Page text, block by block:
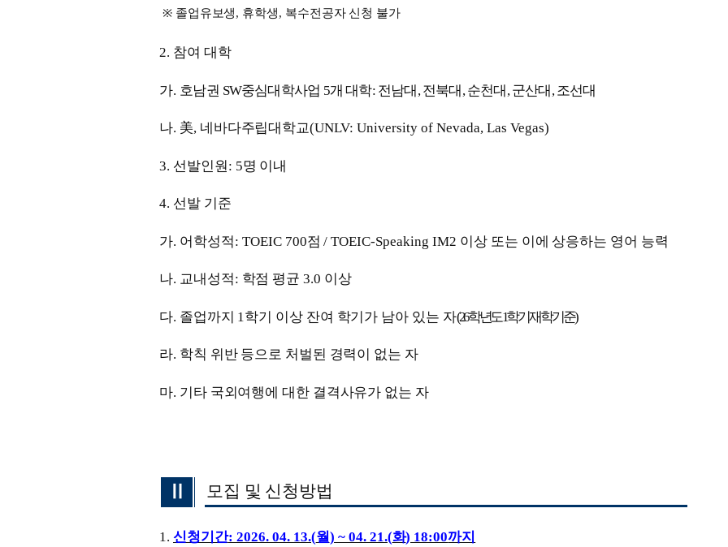
※ 졸업유보생, 휴학생, 복수전공자 신청 불가
2. 참여 대학
가. 호남권 SW중심대학사업 5개 대학: 전남대 , 전북대 , 순천대 , 군산대 , 조선대
나. 美, 네바다주립대학교(UNLV: University of Nevada, Las Vegas)
3. 선발인원 : 5명 이내
4. 선발 기준
가. 어학성적: TOEIC 700점/ TOEIC-Speaking IM2 이상 또는 이에 상응하는 영어 능력
나. 교내성적: 학점 평균 3.0 이상
다. 졸업까지 1 학기 이상 잔여 학기가 남아 있는 자(26학년도1학기 재학 기준)
라. 학칙 위반 등으로 처벌된 경력이 없는 자
마. 기타 국외여행에 대한 결격사유가 없는 자
모집 및 신청방법
1. 신청기간: 2026. 04. 13.(월) ~ 04. 21.(화) 18:00까지